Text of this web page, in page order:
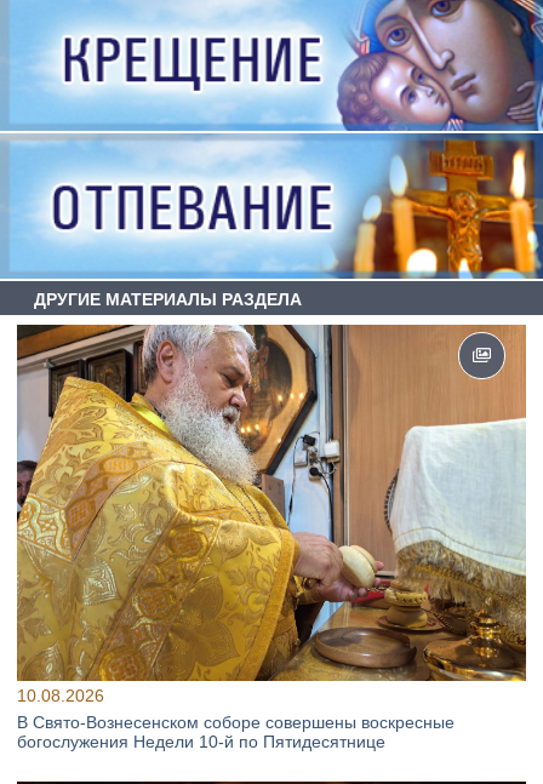
ДРУГИЕ МАТЕРИАЛЫ РАЗДЕЛА
10.08.2026
В Свято‑Вознесенском соборе совершены воскресные
богослужения Недели 10‑й по Пятидесятнице